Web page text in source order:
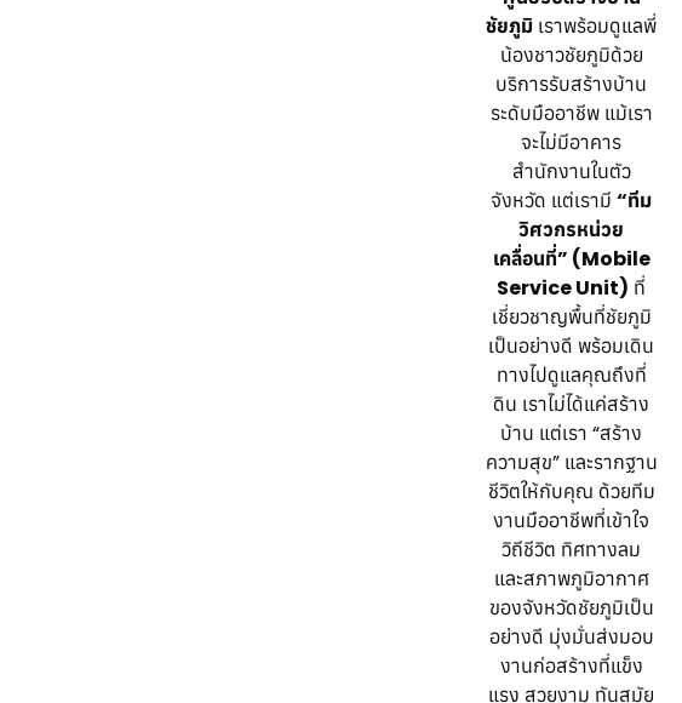
ชัยภูมิ เราพร้อมดูแลพี่
น้องชาวชัยภูมิด้วย
บริการรับสร้างบ้าน
ระดับมืออาชีพ แม้เรา
จะไม่มีอาคาร
สำนักงานในตัว
จังหวัด แต่เรามี“ทีม
วิศวกรหน่วย
เคลื่อนที่” (Mobile
Service Unit) ที่
เชี่ยวชาญพื้นที่ชัยภูมิ
เป็นอย่างดี พร้อมเดิน
ทางไปดูแลคุณถึงที่
ดิน เราไม่ได้แค่สร้าง
บ้าน แต่เรา “สร้าง
ความสุข” และรากฐาน
ชีวิตให้กับคุณ ด้วยทีม
งานมืออาชีพที่เข้าใจ
วิถีชีวิต ทิศทางลม
และสภาพภูมิอากาศ
ของจังหวัดชัยภูมิเป็น
อย่างดี มุ่งมั่นส่งมอบ
งานก่อสร้างที่แข็ง
แรง สวยงาม ทันสมัย